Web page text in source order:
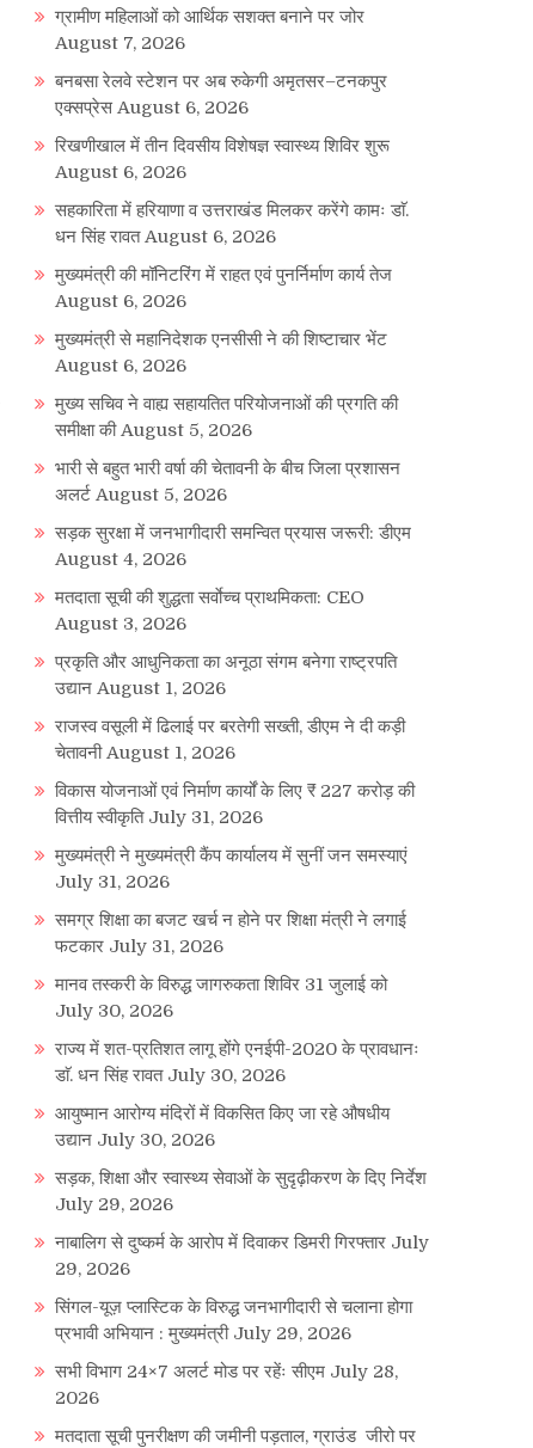
ग्रामीण महिलाओं को आर्थिक सशक्त बनाने पर जोर
August 7, 2026
बनबसा रेलवे स्टेशन पर अब रुकेगी अमृतसर–टनकपुर
एक्सप्रेस August 6, 2026
रिखणीखाल में तीन दिवसीय विशेषज्ञ स्वास्थ्य शिविर शुरू
August 6, 2026
सहकारिता में हरियाणा व उत्तराखंड मिलकर करेंगे कामः डाॅ.
धन सिंह रावत August 6, 2026
मुख्यमंत्री की मॉनिटरिंग में राहत एवं पुनर्निर्माण कार्य तेज
August 6, 2026
मुख्यमंत्री से महानिदेशक एनसीसी ने की शिष्टाचार भेंट
August 6, 2026
मुख्य सचिव ने वाह्य सहायतित परियोजनाओं की प्रगति की
समीक्षा की August 5, 2026
भारी से बहुत भारी वर्षा की चेतावनी के बीच जिला प्रशासन
अलर्ट August 5, 2026
सड़क सुरक्षा में जनभागीदारी समन्वित प्रयास जरूरी: डीएम
August 4, 2026
मतदाता सूची की शुद्धता सर्वाेच्च प्राथमिकता: CEO
August 3, 2026
प्रकृति और आधुनिकता का अनूठा संगम बनेगा राष्ट्रपति
उद्यान August 1, 2026
राजस्व वसूली में ढिलाई पर बरतेगी सख्ती, डीएम ने दी कड़ी
चेतावनी August 1, 2026
विकास योजनाओं एवं निर्माण कार्यों के लिए ₹ 227 करोड़ की
वित्तीय स्वीकृति July 31, 2026
मुख्यमंत्री ने मुख्यमंत्री कैंप कार्यालय में सुनीं जन समस्याएं
July 31, 2026
समग्र शिक्षा का बजट खर्च न होने पर शिक्षा मंत्री ने लगाई
फटकार July 31, 2026
मानव तस्करी के विरुद्ध जागरुकता शिविर 31 जुलाई को
July 30, 2026
राज्य में शत-प्रतिशत लागू होंगे एनईपी-2020 के प्रावधानः
डाॅ. धन सिंह रावत July 30, 2026
आयुष्मान आरोग्य मंदिरों में विकसित किए जा रहे औषधीय
उद्यान July 30, 2026
सड़क, शिक्षा और स्वास्थ्य सेवाओं के सुदृढ़ीकरण के दिए निर्देश
July 29, 2026
नाबालिग से दुष्कर्म के आरोप में दिवाकर डिमरी गिरफ्तार July
29, 2026
सिंगल-यूज़ प्लास्टिक के विरुद्ध जनभागीदारी से चलाना होगा
प्रभावी अभियान : मुख्यमंत्री July 29, 2026
सभी विभाग 24×7 अलर्ट मोड पर रहेंः सीएम July 28,
2026
मतदाता सूची पुनरीक्षण की जमीनी पड़ताल, ग्राउंड जीरो पर